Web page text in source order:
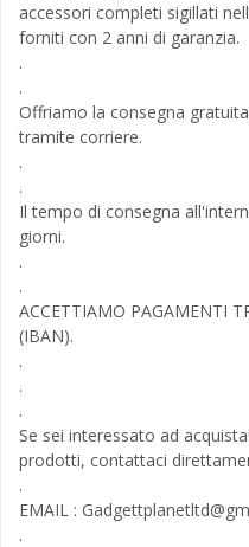
accessori completi sigillati
forniti con 2 anni di garanzia.
.
.
Offriamo la consegna
tramite corriere.
.
.
Il tempo di consegna
giorni.
.
.
ACCETTIAMO PAGAMENTI
(IBAN).
.
.
.
Se sei interessato ad
prodotti, contattaci
.
EMAIL :
.